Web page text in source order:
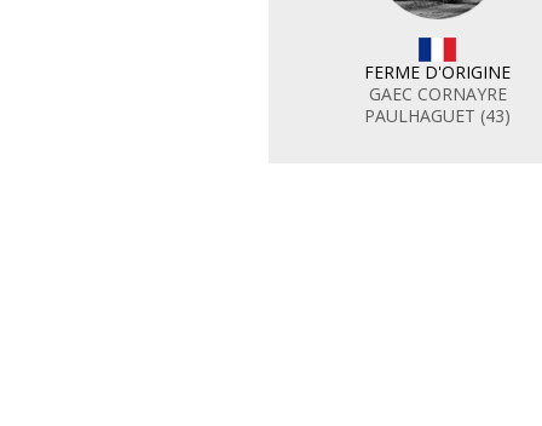
FERME D'ORIGINE
GAEC CORNAYRE
PAULHAGUET (43)